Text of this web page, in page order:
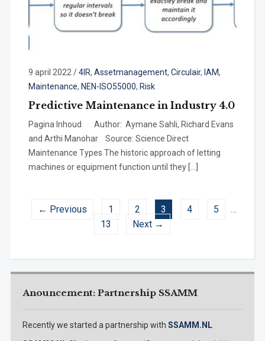
Anouncement: Partnership SSAMM
Recently we started a partnership with SSAMM.NL
9 april 2022 /4IR, Assetmanagement, Circulair, IAM,
Maintenance, NEN-ISO55000, Risk
Predictive Maintenance in Industry 4.0
Pagina Inhoud Author: Aymane Sahli, Richard Evans
and Arthi Manohar Source: Science Direct
Maintenance Types The historic approach of letting
machines or equipment function until they […]
← Previous 1 2 3 4 5
…
13
Next →